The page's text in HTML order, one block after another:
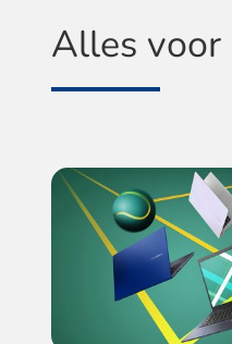
Alles voor